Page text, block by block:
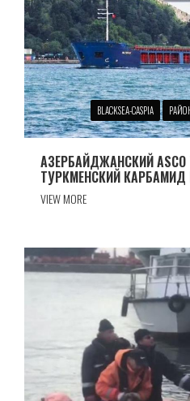
BLACKSEA-CASPIA
АЗЕРБАЙДЖАНСКИЙ
ТУРКМЕНСКИЙ
VIEW MORE